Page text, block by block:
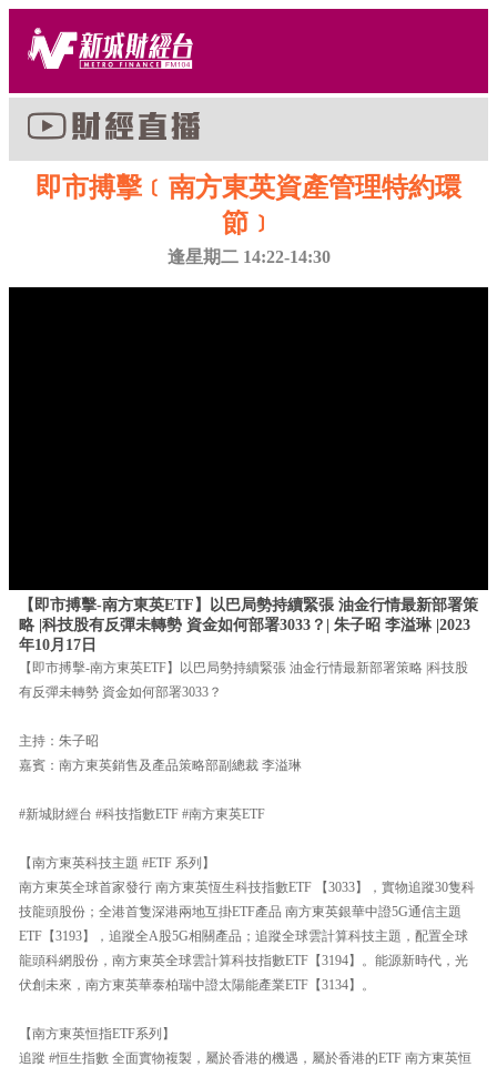
即市搏擊﹝南方東英資產管理特約環
節﹞
逢星期二 14:22-14:30
【即市搏擊-南方東英ETF】以巴局勢持續緊張 油金行情最新部署策
略 |科技股有反彈未轉勢 資金如何部署3033？| 朱子昭 李溢琳 |2023
年10月17日
【即市搏擊-南方東英ETF】以巴局勢持續緊張 油金行情最新部署策略 |科技股
有反彈未轉勢 資金如何部署3033？
主持：朱子昭
嘉賓：南方東英銷售及產品策略部副總裁 李溢琳
#新城財經台 #科技指數ETF #南方東英ETF
【南方東英科技主題 #ETF 系列】
南方東英全球首家發行 南方東英恆生科技指數ETF 【3033】，實物追蹤30隻科
技龍頭股份；全港首隻深港兩地互掛ETF產品 南方東英銀華中證5G通信主題
ETF【3193】，追蹤全A股5G相關產品；追蹤全球雲計算科技主題，配置全球
龍頭科網股份，南方東英全球雲計算科技指數ETF【3194】。能源新時代，光
伏創未來，南方東英華泰柏瑞中證太陽能產業ETF【3134】。
【南方東英恒指ETF系列】
追蹤 #恒生指數 全面實物複製，屬於香港的機遇，屬於香港的ETF 南方東英恒